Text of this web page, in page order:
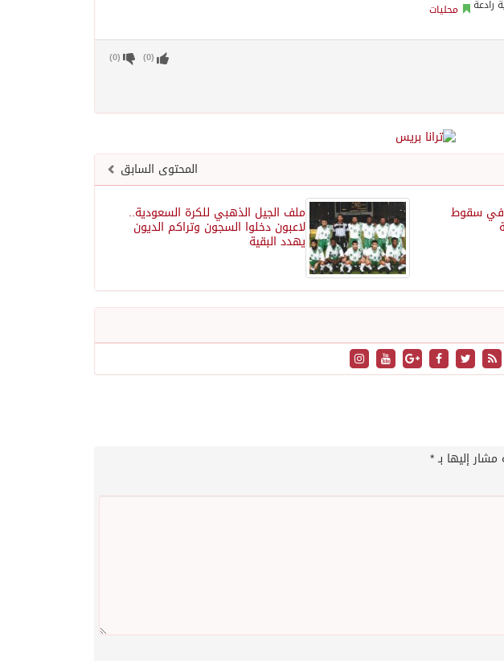
محليات
(
0
) (
0
)
المحتوى السابق
ملف الجيل الذهبي للكرة السعودية..
لاعبون دخلوا السجون وتراكم الديون
يهدد البقية
بالصور.. مقتل 7 وإصابة 15 في سقوط
مشار إليها بـ*